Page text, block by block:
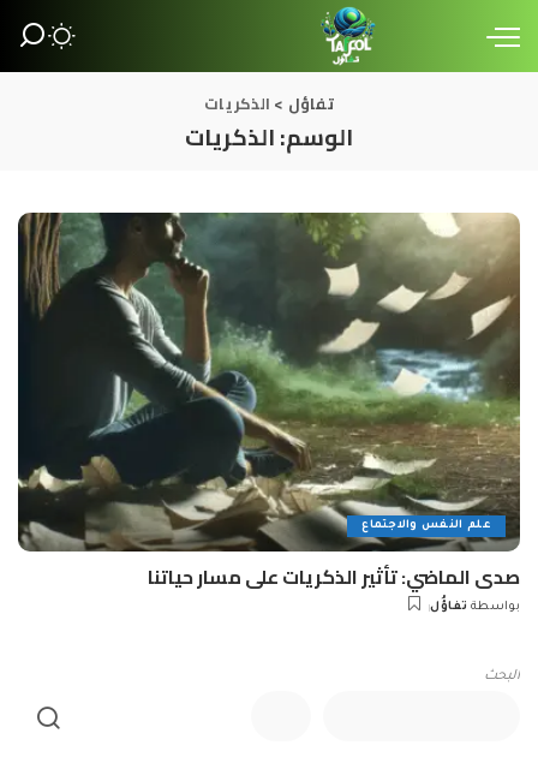
تفاؤل > الذكريات
الوسم:الذكريات
علم النفس والاجتماع
صدى الماضي: تأثير الذكريات على مسار حياتنا
بواسطة تفاؤُل
البحث